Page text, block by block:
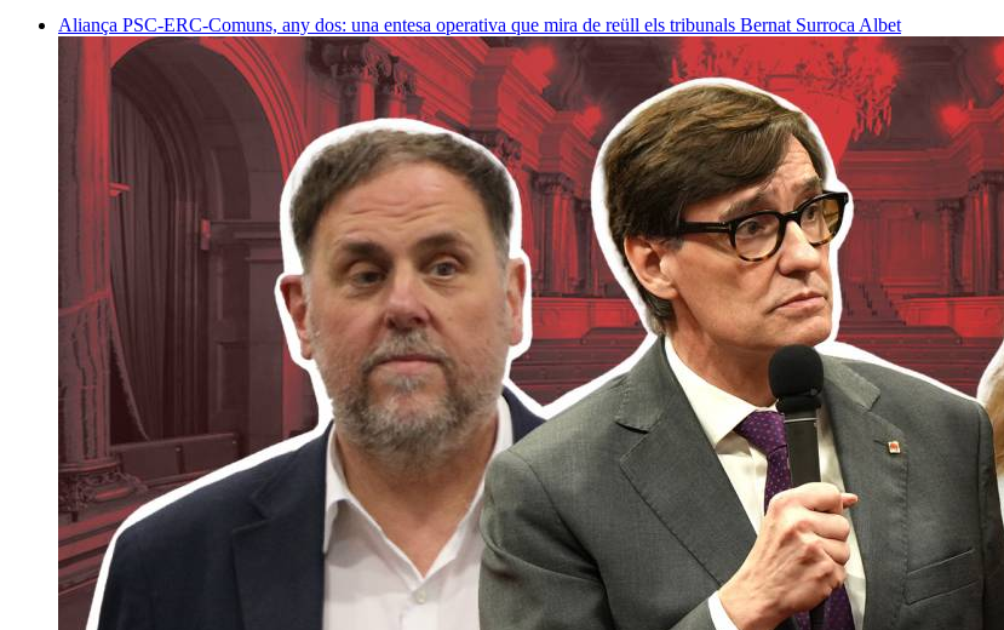
Aliança PSC-ERC-Comuns, any dos: una entesa operativa que mira de reüll els tribunals Bernat Surroca Albet